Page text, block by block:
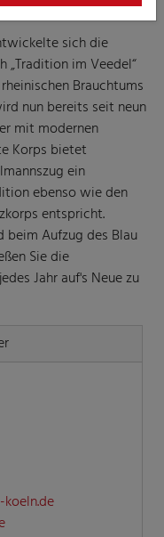
sich die
„Tradition im Veedel“
Brauchtums
nun bereits seit neun
mit modernen
Korps bietet
ein
ebenso wie den
entspricht.
beim Aufzug des Blau
Sie die
Jahr auf's Neue zu